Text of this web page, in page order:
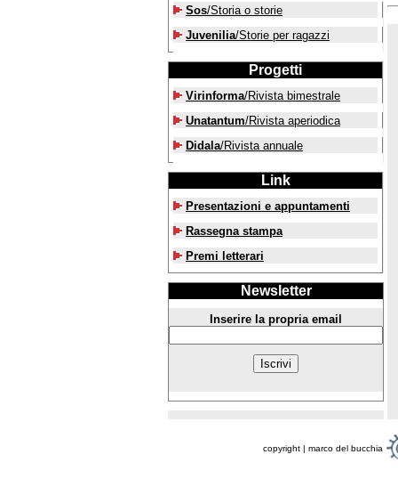
Sos/Storia o storie
Juvenilia/Storie per ragazzi
Progetti
Virinforma/Rivista bimestrale
Unatantum/Rivista aperiodica
Didala/Rivista annuale
Link
Presentazioni e appuntamenti
Rassegna stampa
Premi letterari
Newsletter
Inserire la propria email
copyright | marco del bucchia